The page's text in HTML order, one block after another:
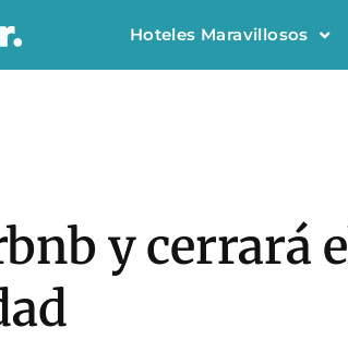
Hoteles Maravillosos
y cerrará